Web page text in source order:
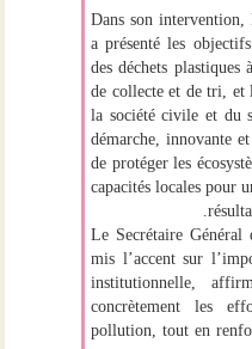
Dans son intervention,
a présenté les
des déchets
de collecte et de tri,
la société civile et du
démarche, innovante
de protéger les
capacités locales pour
Le Secrétaire
mis l’accent sur
institutionnelle,
concrètement les
pollution, tout en